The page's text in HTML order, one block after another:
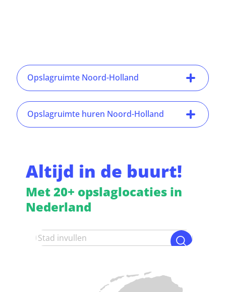
Opslagruimte Noord-Holland
Opslagruimte huren Noord-Holland
Altijd in de buurt!
Met 20+ opslaglocaties in
Nederland